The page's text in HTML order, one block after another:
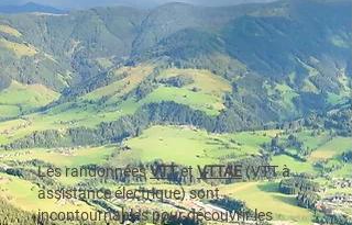
Les randonnéesVTTetVTTAE(VTT à
assistance électrique) sont
incontournables pour découvrir les